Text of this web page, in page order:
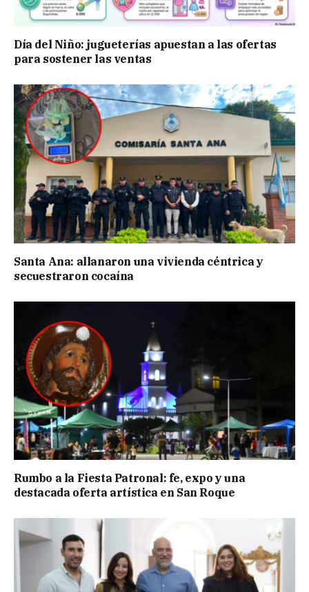
Día del Niño: jugueterías apuestan a las ofertas
para sostener las ventas
Santa Ana: allanaron una vivienda céntrica y
secuestraron cocaína
Rumbo a la Fiesta Patronal: fe, expo y una
destacada oferta artística en San Roque